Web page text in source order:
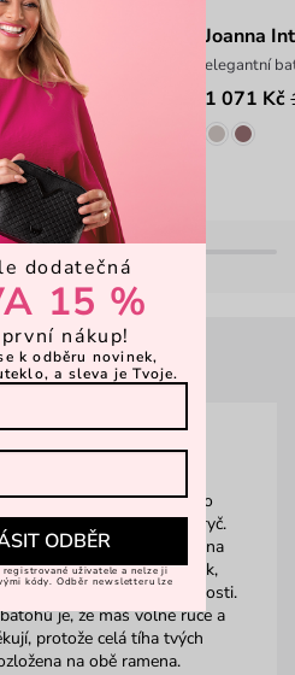
Joanna
elegantní
1 071 Kč
jen aktovky do školy nebo
túry, jsou dávno pryč.
doplňkem do města na
školy. Tak si vyber kousek,
doladí tvůj outfit k dokonalosti.
je, že máš volné ruce a
protože celá tíha tvých
na obě ramena.
dodatečná
15 %
nákup!
k odběru novinek,
a sleva je Tvoje.
ODBĚR
uživatele a nelze ji
kódy. Odběr newsletteru lze